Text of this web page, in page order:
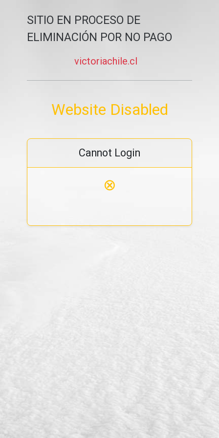
SITIO EN PROCESO DE
ELIMINACIÓN POR NO PAGO
victoriachile.cl
Website Disabled
Cannot Login
⊗